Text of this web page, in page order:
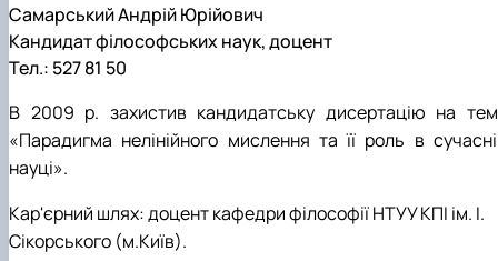
Самарський Андрій Юрійович
Кандидат філософських наук, доцент
Тел.: 527 81 50
В 2009 р. захистив кандидатську дисертацію на
«Парадигма нелінійного мислення та її роль в
науці».
Кар'єрний шлях: доцент кафедри філософії НТУУ КПІ ім. І.
Сікорського (м.Київ).